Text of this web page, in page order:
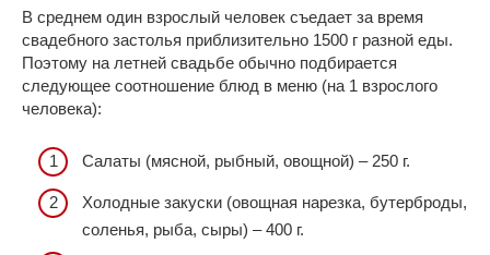
В среднем один взрослый человек съедает за время
свадебного застолья приблизительно 1500 г разной еды.
Поэтому на летней свадьбе обычно подбирается
следующее соотношение блюд в меню (на 1 взрослого
человека):
Салаты (мясной, рыбный, овощной) – 250 г.
Холодные закуски (овощная нарезка, бутерброды,
соленья, рыба, сыры) – 400 г.